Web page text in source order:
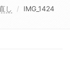
し IMG_1424